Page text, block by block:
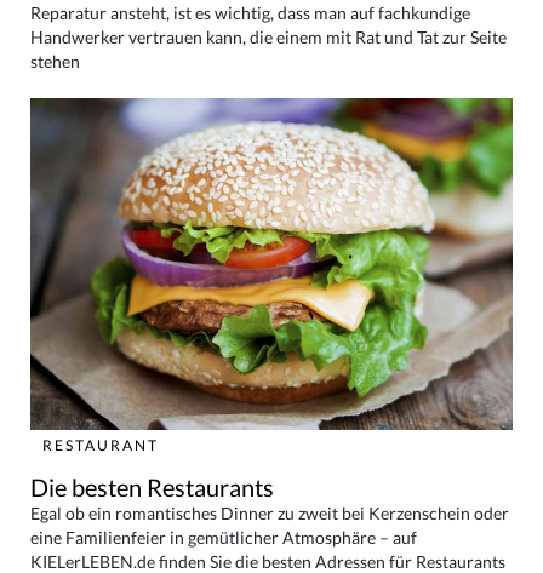
Reparatur ansteht, ist es wichtig, dass man auf fachkundige
Handwerker vertrauen kann, die einem mit Rat und Tat zur Seite
stehen
RESTAURANT
Die besten Restaurants
Egal ob ein romantisches Dinner zu zweit bei Kerzenschein oder
eine Familienfeier in gemütlicher Atmosphäre – auf
KIELerLEBEN.de finden Sie die besten Adressen für Restaurants